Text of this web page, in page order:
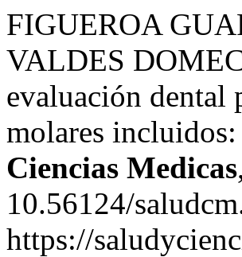
FIGUEROA
VALDES
evaluación dental
molares
Ciencias Medicas
10.56124/
https://